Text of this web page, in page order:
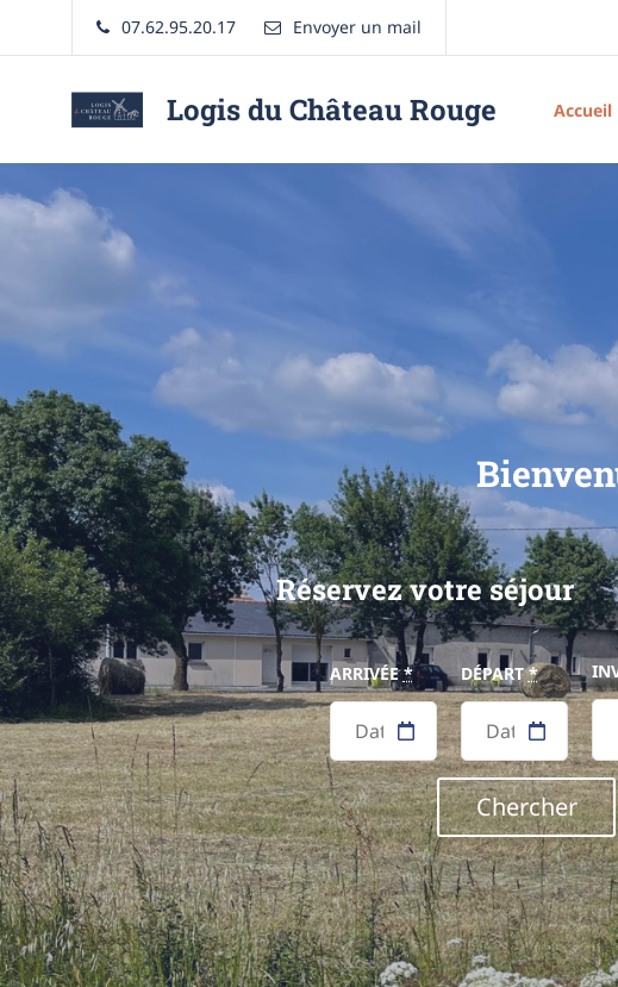
07.62.95.20.17 Envoyer un mail
Logis du Château Rouge
Location
d'hôte
Accueil
Réservez votre séjour
ARRIVÉE* DÉPART*